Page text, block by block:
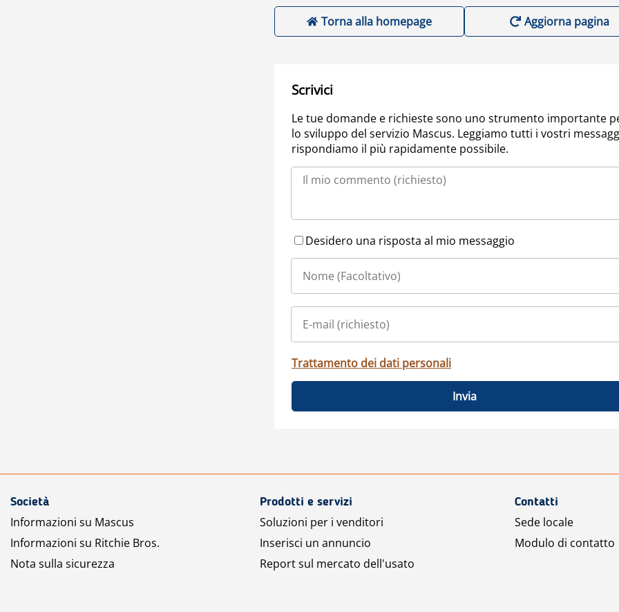
Torna alla homepage Aggiorna pagina
Scrivici
Le tue domande e richieste sono uno strumento importante
lo sviluppo del servizio Mascus. Leggiamo tutti i vostri
rispondiamo il più rapidamente possibile.
Desidero una risposta al mio messaggio
Trattamento dei dati personali
Invia
Società
Informazioni su Mascus
Informazioni su Ritchie Bros.
Nota sulla sicurezza
Prodotti e servizi
Soluzioni per i venditori
Inserisci un annuncio
Report sul mercato dell'usato
Contatti
Sede locale
Modulo di contatto